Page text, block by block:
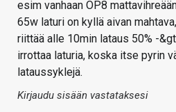
esim vanhaan OP8
65w laturi on kyllä aivan
riittää alle 10min lataus 50% -
irrottaa laturia, koska itse pyrin
lataussyklejä.
Kirjaudu sisään vastataksesi